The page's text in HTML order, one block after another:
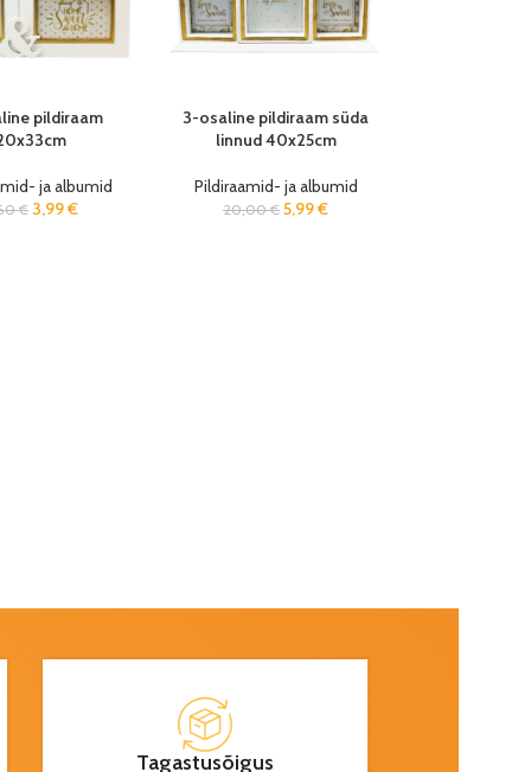
pildiraam
ja albumid
€ 3,99€
3-osaline pildiraam süda
linnud 40x25cm
Pildiraamid- ja albumid
20,00€ 5,99€
Tagastusõigus